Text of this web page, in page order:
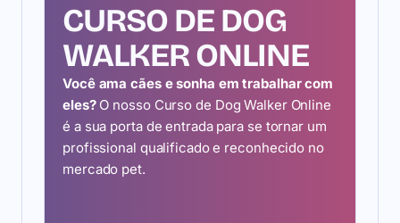
CURSO DE DOG
WALKER ONLINE
Você ama cães e sonha em trabalhar com
eles?O nosso Curso de Dog Walker Online
é a sua porta de entrada para se tornar um
profissional qualificado e reconhecido no
mercado pet.